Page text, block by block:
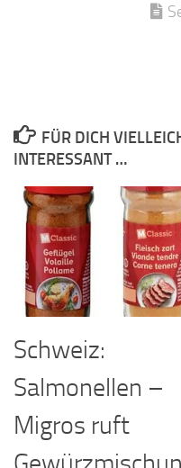
FÜR DICH
INTERESSANT …
Schweiz:
Salmonellen –
Migros ruft